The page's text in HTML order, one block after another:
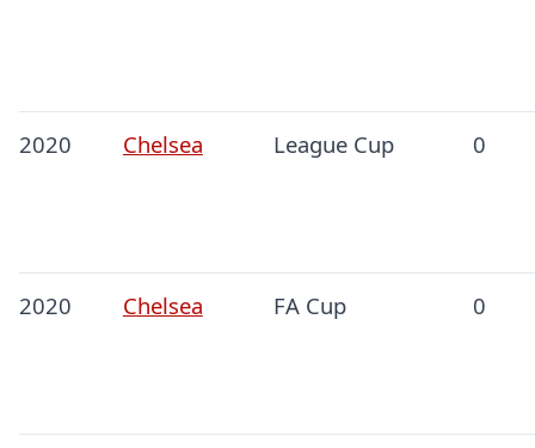
2020 Chelsea League Cup 0
2020 Chelsea FA Cup 0